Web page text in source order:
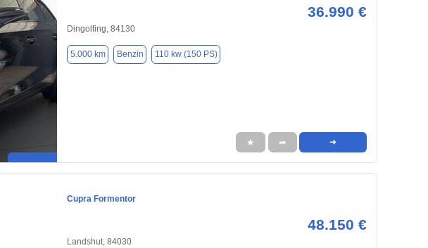
36.990 €
Dingolfing, 84130
5.000 km Benzin 110 kw (150 PS)
★ ➦ ➜
Cupra Formentor
48.150 €
Landshut, 84030